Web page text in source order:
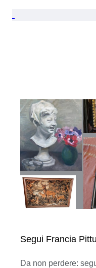
Segui Francia
Da non perdere: